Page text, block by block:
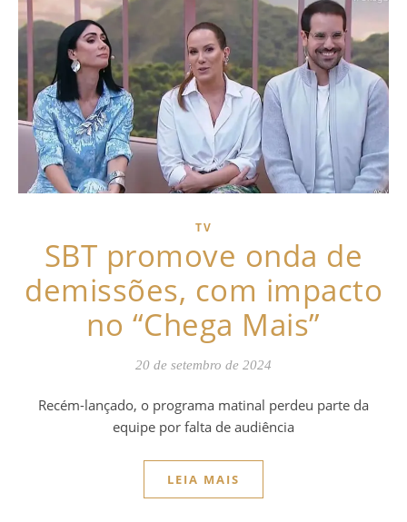
TV
SBT promove onda de
demissões, com impacto
no “Chega Mais”
20 de setembro de 2024
Recém-lançado, o programa matinal perdeu parte da
equipe por falta de audiência
LEIA MAIS